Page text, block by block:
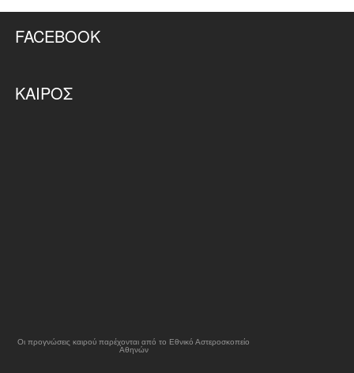
FACEBOOK
ΚΑΙΡΌΣ
Οι προγνώσεις καιρού παρέχονται από το Εθνικό Αστεροσκοπείο
Αθηνών